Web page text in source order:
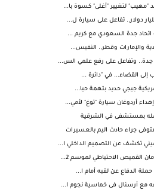
لتغيير "أغلى" كسوة با...
دولار.. تفاعل على سيارة ل...
اتحاد جدة السعودي مع كريم ...
والإمارات وقطر.. النفيس...
وتفاعل على رفع علمي الس...
إلى القضاء... في "دائرة ...
جيجي حديد بتهمة حيا...
أردوغان سيارة "توغ" لأمي...
بمستشفى في الشرقية
جراء حادث اليم بالعسيرات
تكشف عن التصميم الداخلي ا...
القميص الاحتياطي لموسم 2...
الدفاع عن لقبه أمام ا...
مع أرسنال فى خماسية نجوم ا...